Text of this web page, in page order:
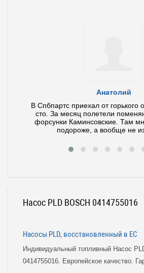
Анатолий
В Спбпартс приехал от горького
сто. За месяц полетели
форсунки Каминсовские. Там
подороже, а вообще не
Насос PLD BOSCH 0414755016
Насосы PLD, восстановленный в ЕС
Индивидуальный топливный Насос
0414755016. Европейское качество.